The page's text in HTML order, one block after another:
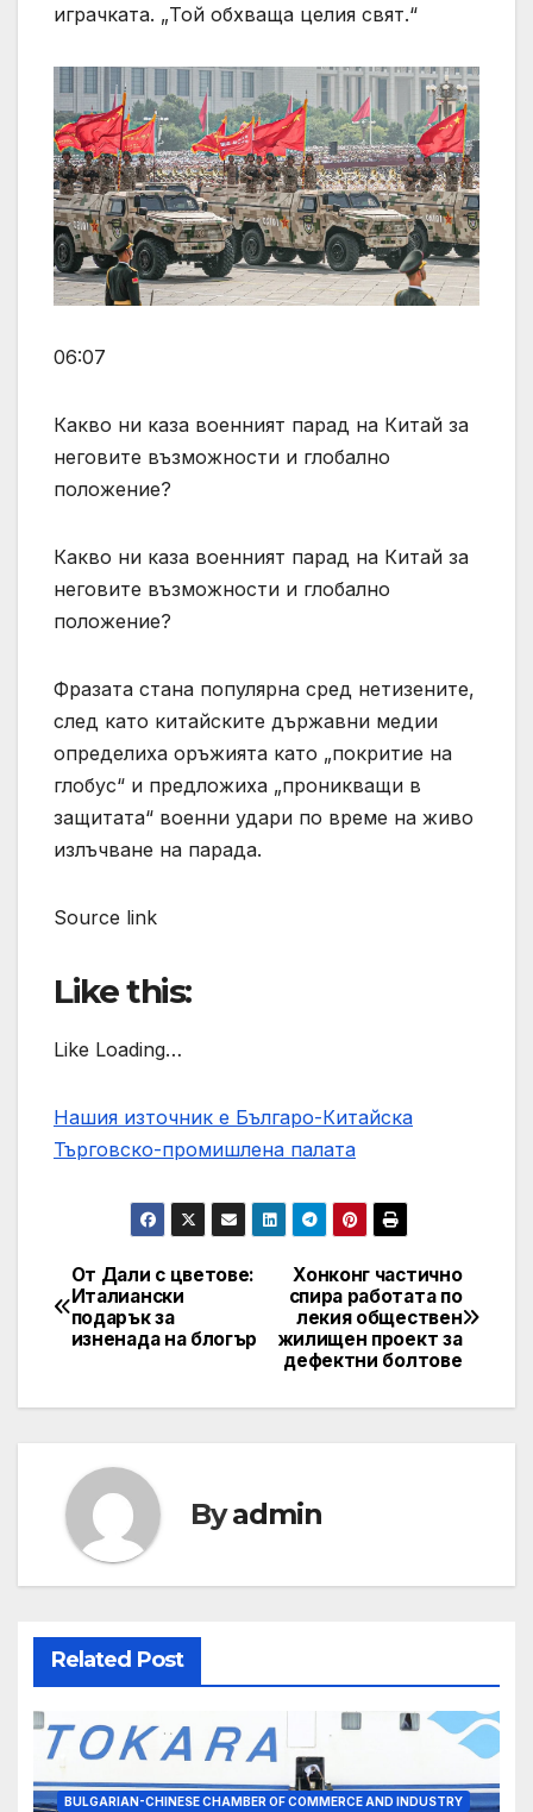
играчката. „Той обхваща целия свят.“
06:07
Какво ни каза военният парад на Китай за
неговите възможности и глобално
положение?
Какво ни каза военният парад на Китай за
неговите възможности и глобално
положение?
Фразата стана популярна сред нетизените,
след като китайските държавни медии
определиха оръжията като „покритие на
глобус“ и предложиха „проникващи в
защитата“ военни удари по време на живо
излъчване на парада.
Source link
Like this:
Like Loading…
Нашия източник е Българо-Китайска
Търговско-промишлена палaта
Post
navigation
Хонконг частично
спира работата по
лекия обществен
жилищен проект за
дефектни болтове
От Дали с цветове:
Италиански
подарък за
изненада на блогър
Byadmin
Related Post
BULGARIAN-CHINESE CHAMBER OF COMMERCE AND INDUSTRY